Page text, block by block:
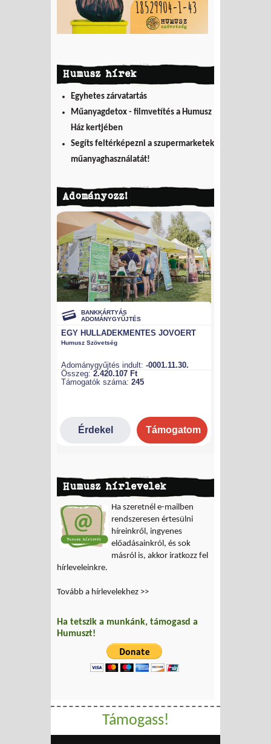
Humusz hírek
Egyhetes zárvatartás
Műanyagdetox - filmvetítés a Humusz
Ház kertjében
Segíts feltérképezni a szupermarketek
műanyaghasználatát!
Adományozz!
Humusz hírlevelek
Ha szeretnél e-mailben
rendszeresen értesülni
híreinkről, ingyenes
előadásainkról, és sok
másról is, akkor iratkozz fel
hírleveleinkre.
Tovább a hírlevelekhez >>
Ha tetszik a munkánk, támogasd a
Humuszt!
Támogass!